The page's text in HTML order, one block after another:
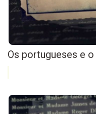
Os portugueses e